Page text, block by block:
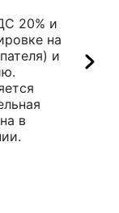
20% и
на
и
в